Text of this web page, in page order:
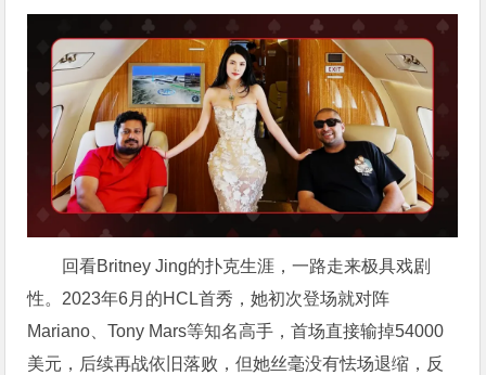
回看Britney Jing的扑克生涯，一路走来极具戏剧
性。2023年6月的HCL首秀，她初次登场就对阵
Mariano、Tony Mars等知名高手，首场直接输掉54000
美元，后续再战依旧落败，但她丝毫没有怯场退缩，反